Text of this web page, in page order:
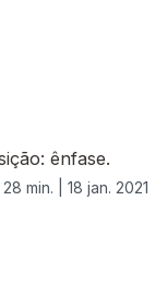
ênfase.
28 min. | 18 jan. 2021